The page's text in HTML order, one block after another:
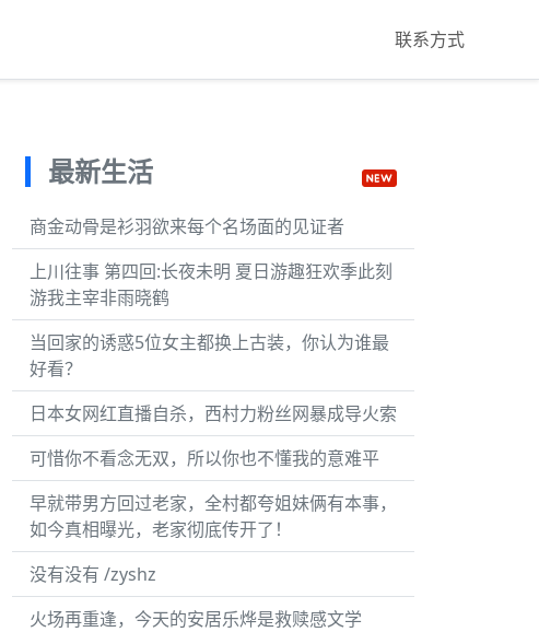
联系方式
最新生活
商金动骨是衫羽欲来每个名场面的见证者
上川往事 第四回:长夜未明 夏日游趣狂欢季此刻
游我主宰非雨晓鹤
当回家的诱惑5位女主都换上古装，你认为谁最
好看？
日本女网红直播自杀，西村力粉丝网暴成导火索
可惜你不看念无双，所以你也不懂我的意难平
早就带男方回过老家，全村都夸姐妹俩有本事，
如今真相曝光，老家彻底传开了！
没有没有 /zyshz
火场再重逢，今天的安居乐烨是救赎感文学